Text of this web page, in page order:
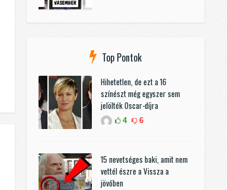
Top Pontok
Hihetetlen, de ezt a 16
színészt még egyszer sem
jelölték Oscar-díjra
4 6
15 nevetséges baki, amit nem
vettél észre a Vissza a
jövőben